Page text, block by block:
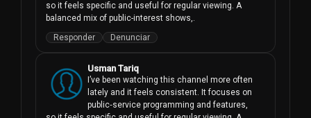
so it feels specific and useful for regular viewing. A
balanced mix of public-interest shows,.
Responder
Denunciar
Usman Tariq
I’ve been watching this channel more often
lately and it feels consistent. It focuses on
public‑service programming and features,